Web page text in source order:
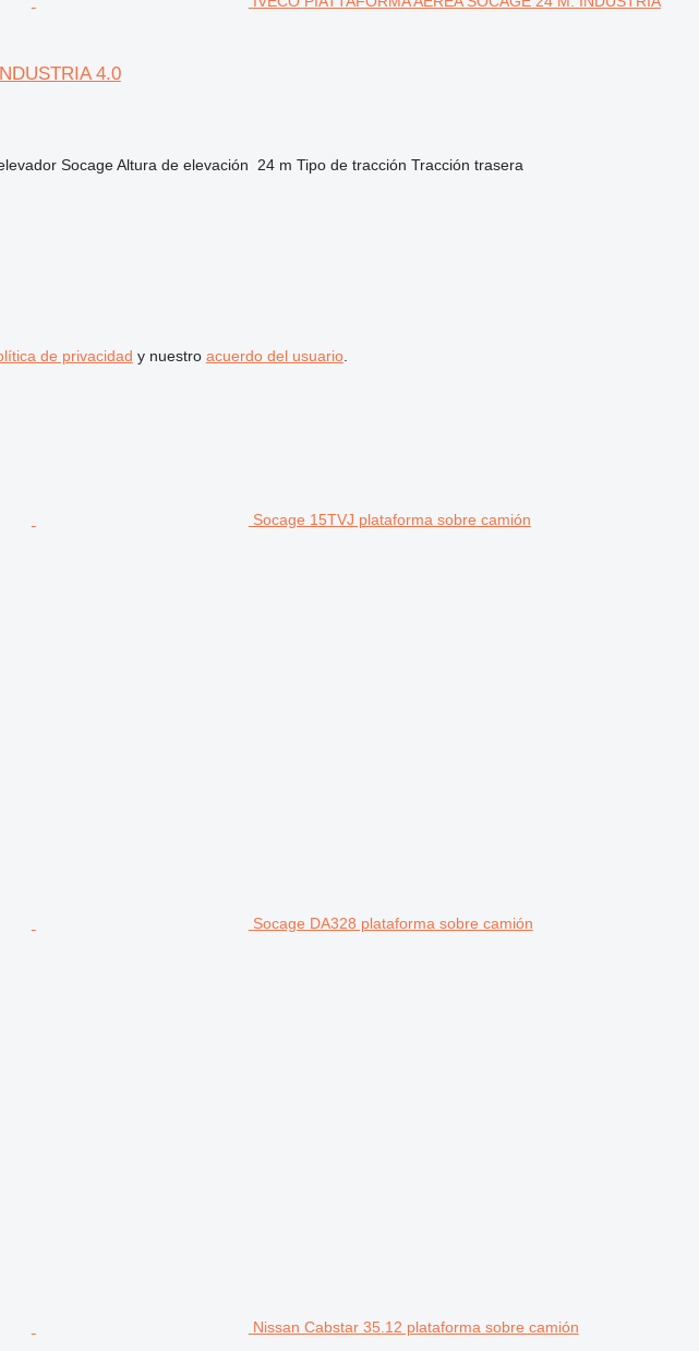
4.0
Socage Altura de elevación 24 m Tipo de tracción Tracción trasera
de privacidad y nuestro acuerdo del usuario.
Socage 15TVJ plataforma sobre camión
Socage DA328 plataforma sobre camión
Nissan Cabstar 35.12 plataforma sobre camión